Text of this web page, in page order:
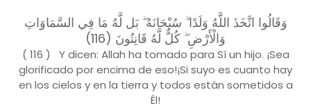
وَقَالُوا اتَّخَذَ اللَّهُ وَلَدًا ۗ سُبْحَانَهُ ۖ بَل لَّهُ مَا فِي السَّمَاوَاتِ
وَالْأَرْضِ ۖ كُلٌّ لَّهُ قَانِتُونَ (116)
( 116 ) Y dicen: Allah ha tomado para Sí un hijo. ¡Sea
glorificado por encima de eso!¡Si suyo es cuanto hay
en los cielos y en la tierra y todos están sometidos a
Él!